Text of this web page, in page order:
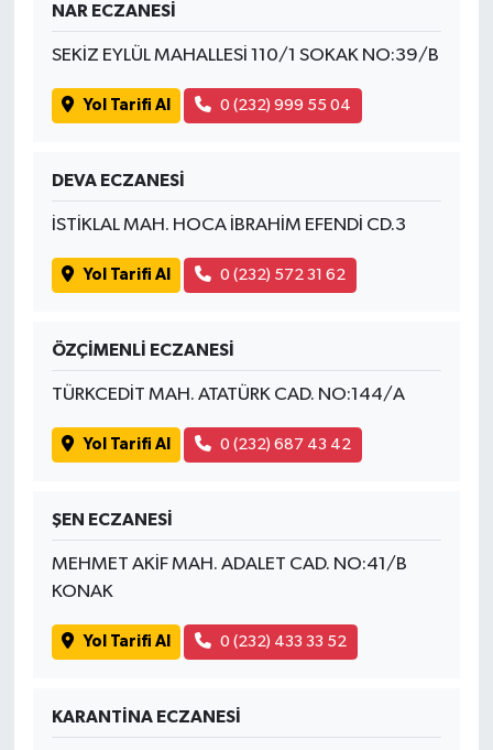
NAR ECZANESİ
SEKİZ EYLÜL MAHALLESİ 110/1 SOKAK NO:39/B
Yol Tarifi Al 0 (232) 999 55 04
DEVA ECZANESİ
İSTİKLAL MAH. HOCA İBRAHİM EFENDİ CD.3
Yol Tarifi Al 0 (232) 572 31 62
ÖZÇİMENLİ ECZANESİ
TÜRKCEDİT MAH. ATATÜRK CAD. NO:144/A
Yol Tarifi Al 0 (232) 687 43 42
ŞEN ECZANESİ
MEHMET AKİF MAH. ADALET CAD. NO:41/B
KONAK
Yol Tarifi Al 0 (232) 433 33 52
KARANTİNA ECZANESİ